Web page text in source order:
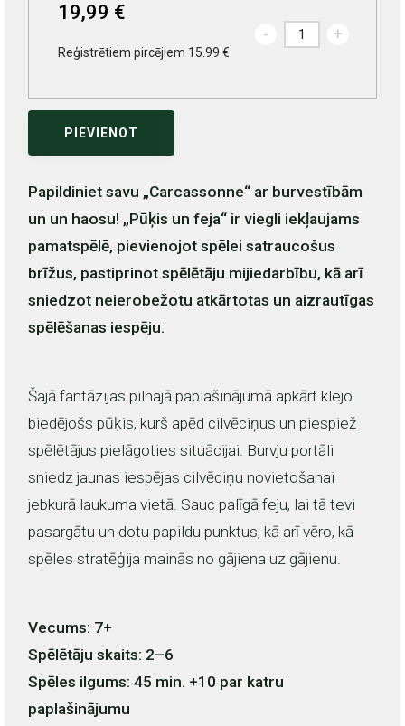
19,99 €
Reģistrētiem pircējiem 15.99 €
- +
PIEVIENOT
Papildiniet savu „Carcassonne“ ar burvestībām
un un haosu! „Pūķis un feja“ ir viegli iekļaujams
pamatspēlē, pievienojot spēlei satraucošus
brīžus, pastiprinot spēlētāju mijiedarbību, kā arī
sniedzot neierobežotu atkārtotas un aizrautīgas
spēlēšanas iespēju.
Šajā fantāzijas pilnajā paplašinājumā apkārt klejo
biedējošs pūķis, kurš apēd cilvēciņus un piespiež
spēlētājus pielāgoties situācijai. Burvju portāli
sniedz jaunas iespējas cilvēciņu novietošanai
jebkurā laukuma vietā. Sauc palīgā feju, lai tā tevi
pasargātu un dotu papildu punktus, kā arī vēro, kā
spēles stratēģija mainās no gājiena uz gājienu.
Vecums: 7+
Spēlētāju skaits: 2–6
Spēles ilgums: 45 min. +10 par katru
paplašinājumu